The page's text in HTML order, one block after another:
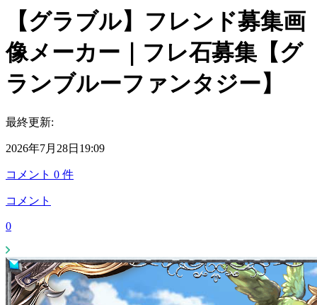
【グラブル】フレンド募集画
像メーカー｜フレ石募集【グ
ランブルーファンタジー】
最終更新:
2026年7月28日19:09
コメント 0 件
コメント
0